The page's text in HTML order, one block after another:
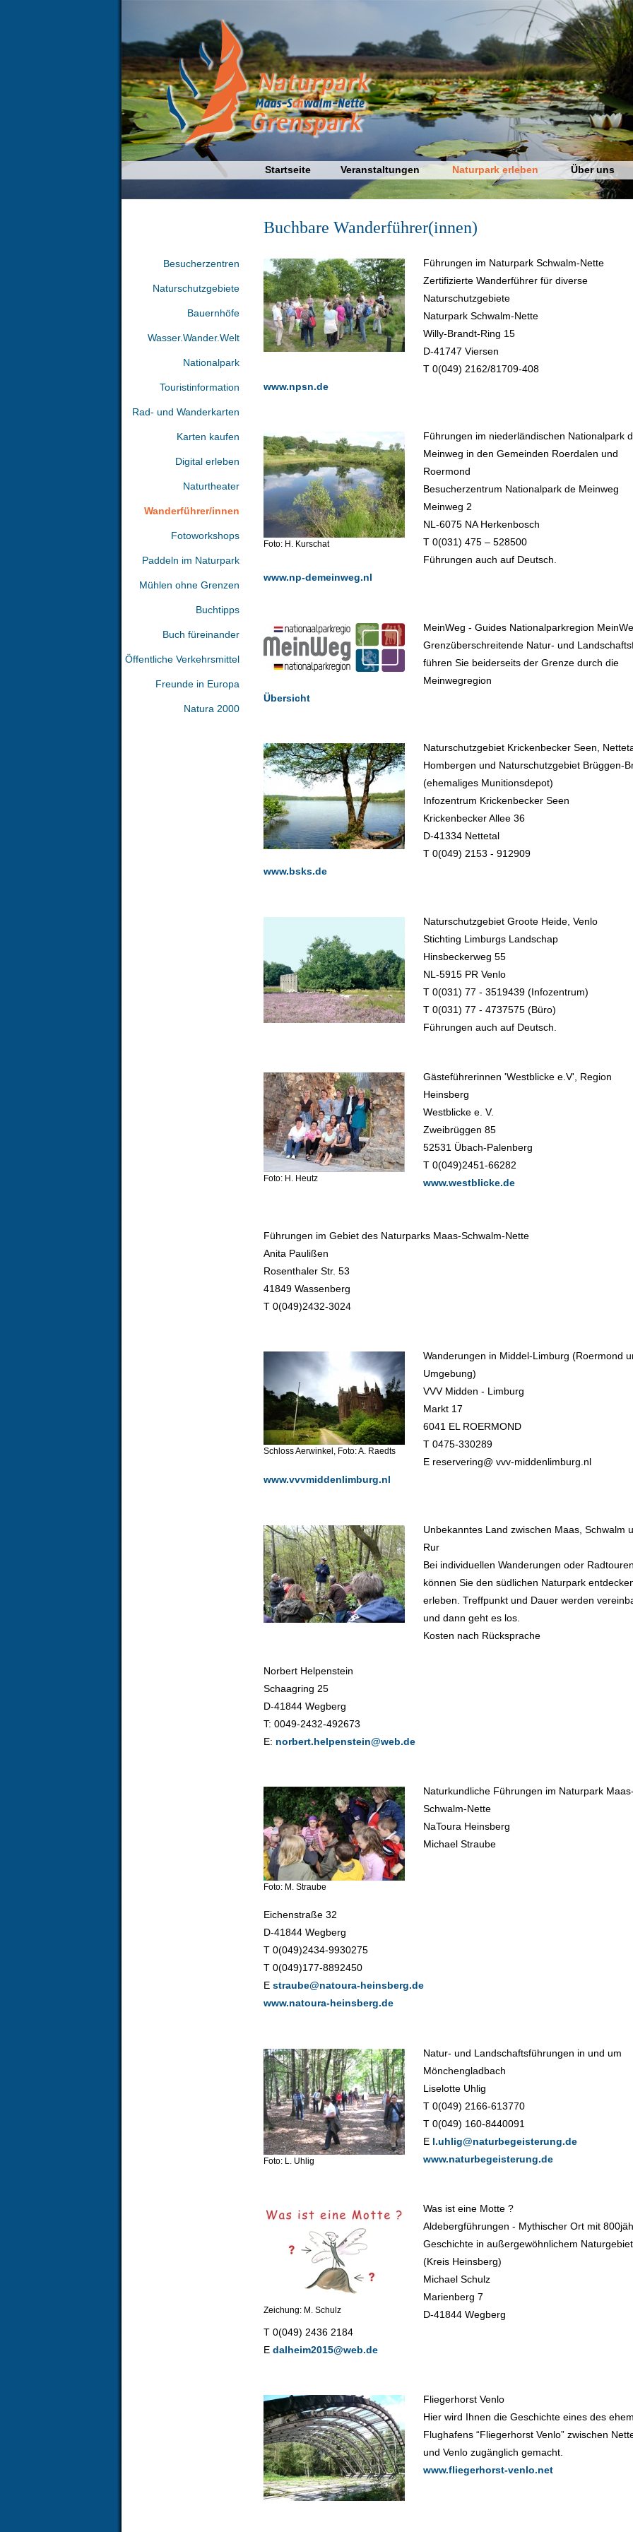
Besucherzentren
Naturschutzgebiete
Bauernhöfe
Wasser.Wander.Welt
Nationalpark
Touristinformation
Rad- und Wanderkarten
Karten kaufen
Digital erleben
Naturtheater
Wanderführer/innen
Fotoworkshops
Paddeln im Naturpark
Mühlen ohne Grenzen
Buchtipps
Buch füreinander
Öffentliche Verkehrsmittel
Freunde in Europa
Natura 2000
Startseite Veranstaltungen Naturpark erleben Über uns
Buchbare Wanderführer(innen)
Führungen im Naturpark Schwalm-Nette
Zertifizierte Wanderführer für diverse
Naturschutzgebiete
Naturpark Schwalm-Nette
Willy-Brandt-Ring 15
D-41747 Viersen
T 0(049) 2162/81709-408
www.npsn.de
Foto: H. Kurschat
Führungen im niederländischen Nationalpark
Meinweg in den Gemeinden Roerdalen und
Roermond
Besucherzentrum Nationalpark de Meinweg
Meinweg 2
NL-6075 NA Herkenbosch
T 0(031) 475 – 528500
Führungen auch auf Deutsch.
www.np-demeinweg.nl
MeinWeg - Guides Nationalparkregion
Grenzüberschreitende Natur- und
führen Sie beiderseits der Grenze durch die
Meinwegregion
Übersicht
Naturschutzgebiet Krickenbecker Seen,
Hombergen und Naturschutzgebiet Brüggen-
(ehemaliges Munitionsdepot)
Infozentrum Krickenbecker Seen
Krickenbecker Allee 36
D-41334 Nettetal
T 0(049) 2153 - 912909
www.bsks.de
Naturschutzgebiet Groote Heide, Venlo
Stichting Limburgs Landschap
Hinsbeckerweg 55
NL-5915 PR Venlo
T 0(031) 77 - 3519439 (Infozentrum)
T 0(031) 77 - 4737575 (Büro)
Führungen auch auf Deutsch.
Foto: H. Heutz
Gästeführerinnen 'Westblicke e.V', Region
Heinsberg
Westblicke e. V.
Zweibrüggen 85
52531 Übach-Palenberg
T 0(049)2451-66282
www.westblicke.de
Führungen im Gebiet des Naturparks Maas-Schwalm-Nette
Anita Paulißen
Rosenthaler Str. 53
41849 Wassenberg
T 0(049)2432-3024
Schloss Aerwinkel, Foto: A. Raedts
Wanderungen in Middel-Limburg (Roermond
Umgebung)
VVV Midden - Limburg
Markt 17
6041 EL ROERMOND
T 0475-330289
E reservering@ vvv-middenlimburg.nl
www.vvvmiddenlimburg.nl
Unbekanntes Land zwischen Maas, Schwalm
Rur
Bei individuellen Wanderungen oder
können Sie den südlichen Naturpark
erleben. Treffpunkt und Dauer werden
und dann geht es los.
Kosten nach Rücksprache
Norbert Helpenstein
Schaagring 25
D-41844 Wegberg
T: 0049-2432-492673
E: norbert.helpenstein@web.de
Foto: M. Straube
Naturkundliche Führungen im Naturpark
Schwalm-Nette
NaToura Heinsberg
Michael Straube
Eichenstraße 32
D-41844 Wegberg
T 0(049)2434-9930275
T 0(049)177-8892450
E straube@natoura-heinsberg.de
www.natoura-heinsberg.de
Foto: L. Uhlig
Natur- und Landschaftsführungen in und um
Mönchengladbach
Liselotte Uhlig
T 0(049) 2166-613770
T 0(049) 160-8440091
E l.uhlig@naturbegeisterung.de
www.naturbegeisterung.de
Zeichung: M. Schulz
Was ist eine Motte ?
Aldebergführungen - Mythischer Ort mit
Geschichte in außergewöhnlichem
(Kreis Heinsberg)
Michael Schulz
Marienberg 7
D-41844 Wegberg
T 0(049) 2436 2184
E dalheim2015@web.de
Fliegerhorst Venlo
Hier wird Ihnen die Geschichte eines des
Flughafens “Fliegerhorst Venlo” zwischen
und Venlo zugänglich gemacht.
www.fliegerhorst-venlo.net